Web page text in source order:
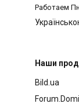
Работаем
Наши
Bild.ua